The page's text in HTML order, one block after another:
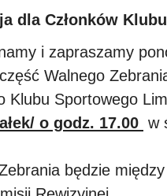
dla Członków Klubu
i zapraszamy
Walnego
Klubu Sportowego
o godz. 17.00 w
będzie